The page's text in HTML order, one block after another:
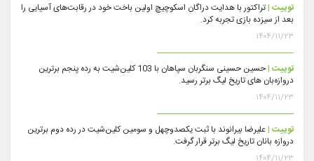
توییت |تراکتور با هدایت دراگان اسکوچیچ اولین باخت خود در رقابت‌های آسیایی را
بعد از سیزده بازی تجربه کرد.
۱۴۰۴/۱۱/۲۳
توییت |
حسین حسینی سنگربان سپاهان با 103 کلین‌شیت به رده پنجم برترین
دروازه‌بان های تاریخ لیگ برتر رسید.
۱۴۰۴/۱۱/۲۳
توییت |علیرضا بیرانوند با ثبت یکصدوچهل و سومین کلین‌شیت در رده دوم برترین
دروازه بانان تاریخ لیگ برتر قرار گرفت.
۱۴۰۴/۱۱/۲۳